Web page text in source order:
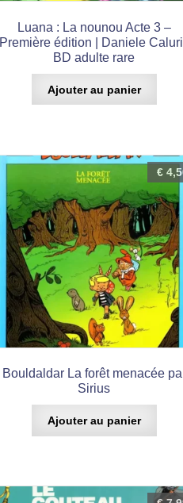
Luana : La nounou Acte 3 –
Première édition | Daniele Caluri |
BD adulte rare
Ajouter au panier
Bouldaldar La forêt menacée
Sirius
€
Ajouter au panier